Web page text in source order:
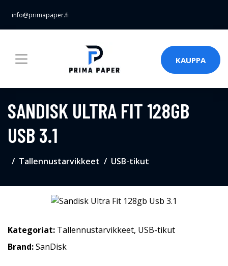
info@primapaper.fi
KAUPPA
SANDISK ULTRA FIT 128GB
USB 3.1
Tallennustarvikkeet USB-tikut
Kategoriat: Tallennustarvikkeet, USB-tikut
Brand:SanDisk